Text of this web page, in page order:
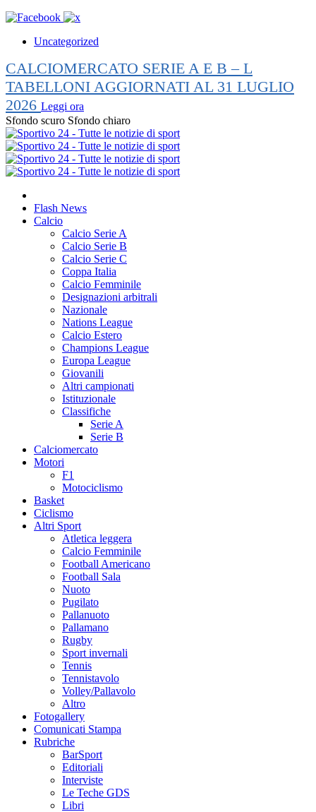
Uncategorized
CALCIOMERCATO SERIE A E B – L
TABELLONI AGGIORNATI AL 31 LUGLIO
2026 Leggi ora
Sfondo scuro Sfondo chiaro
Flash News
Calcio
Calcio Serie A
Calcio Serie B
Calcio Serie C
Coppa Italia
Calcio Femminile
Designazioni arbitrali
Nazionale
Nations League
Calcio Estero
Champions League
Europa League
Giovanili
Altri campionati
Istituzionale
Classifiche
Serie A
Serie B
Calciomercato
Motori
F1
Motociclismo
Basket
Ciclismo
Altri Sport
Atletica leggera
Calcio Femminile
Football Americano
Football Sala
Nuoto
Pugilato
Pallanuoto
Pallamano
Rugby
Sport invernali
Tennis
Tennistavolo
Volley/Pallavolo
Altro
Fotogallery
Comunicati Stampa
Rubriche
BarSport
Editoriali
Interviste
Le Teche GDS
Libri